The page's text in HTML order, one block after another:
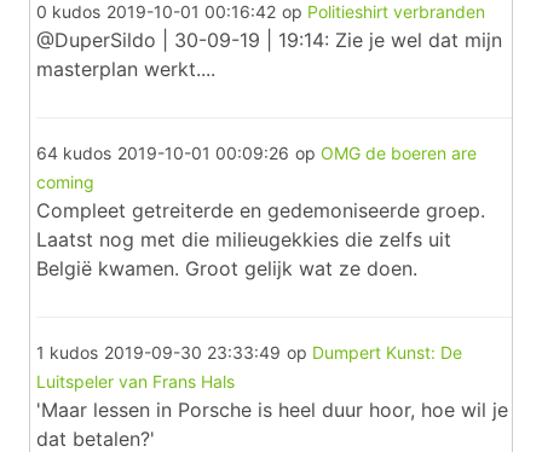
0 kudos 2019-10-01 00:16:42 op Politieshirt verbranden
@DuperSildo | 30-09-19 | 19:14: Zie je wel dat mijn
masterplan werkt....
64 kudos 2019-10-01 00:09:26 op OMG de boeren are
coming
Compleet getreiterde en gedemoniseerde groep.
Laatst nog met die milieugekkies die zelfs uit
België kwamen. Groot gelijk wat ze doen.
1 kudos 2019-09-30 23:33:49 op Dumpert Kunst: De
Luitspeler van Frans Hals
'Maar lessen in Porsche is heel duur hoor, hoe wil je
dat betalen?'